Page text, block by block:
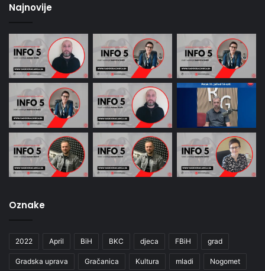
Najnovije
Oznake
2022 April BiH BKC djeca FBiH grad
Gradska uprava Gračanica Kultura mladi Nogomet